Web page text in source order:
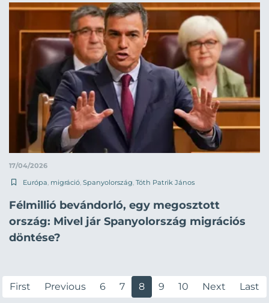
17/04/2026
Európa, migráció, Spanyolország, Tóth Patrik János
Félmillió bevándorló, egy megosztott
ország: Mivel jár Spanyolország migrációs
döntése?
First Previous 6 7 8 9 10 Next Last